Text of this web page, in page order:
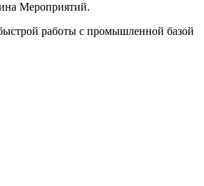
Мероприятий.
работы с промышленной базой